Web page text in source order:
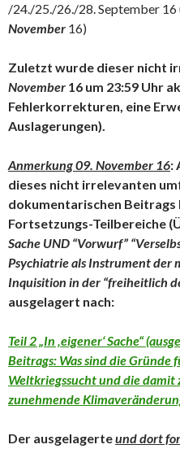
/24./25./26./28. September
November 16)
Zuletzt wurde dieser nicht
November 16 um 23:59 Uhr
Fehlerkorrekturen, eine
Auslagerungen).
Anmerkung 09. November 16:
dieses nicht irrelevanten
dokumentarischen Beitrags
Fortsetzungs-Teilbereiche
Sache UND “Vorwurf”
Psychiatrie als Instrument der
Inquisition in der “freiheitlich
ausgelagert nach:
Teil 2 „In ‚eigener‘ Sache“
Beitrags: Was sind die
Weltkriegssucht und die damit
zunehmende
Der ausgelagerteund dort